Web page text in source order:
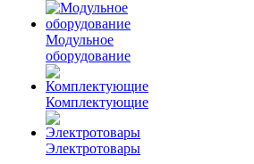
Модульное
оборудование
Комплектующие
Электротовары